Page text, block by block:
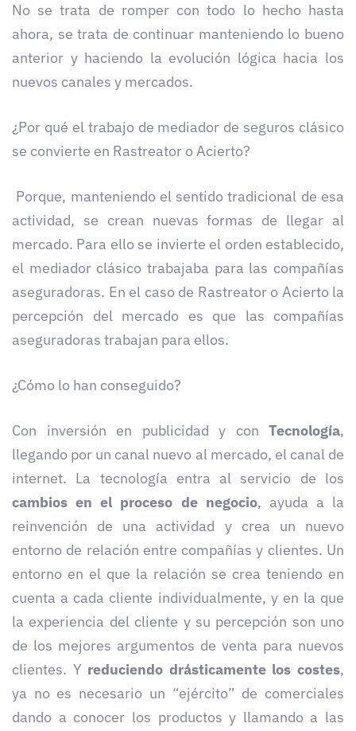
No se trata de romper con todo lo hecho hasta
ahora, se trata de continuar manteniendo lo bueno
anterior y haciendo la evolución lógica hacia los
nuevos canales y mercados.
¿Por qué el trabajo de mediador de seguros clásico
se convierte en Rastreator o Acierto?
Porque, manteniendo el sentido tradicional de esa
actividad, se crean nuevas formas de llegar al
mercado. Para ello se invierte el orden establecido,
el mediador clásico trabajaba para las compañías
aseguradoras. En el caso de Rastreator o Acierto la
percepción del mercado es que las compañías
aseguradoras trabajan para ellos.
¿Cómo lo han conseguido?
Con inversión en publicidad y con Tecnología,
llegando por un canal nuevo al mercado, el canal de
internet. La tecnología entra al servicio de los
cambios en el proceso de negocio, ayuda a la
reinvención de una actividad y crea un nuevo
entorno de relación entre compañías y clientes. Un
entorno en el que la relación se crea teniendo en
cuenta a cada cliente individualmente, y en la que
la experiencia del cliente y su percepción son uno
de los mejores argumentos de venta para nuevos
clientes. Y reduciendo drásticamente los costes,
ya no es necesario un “ejército” de comerciales
dando a conocer los productos y llamando a las